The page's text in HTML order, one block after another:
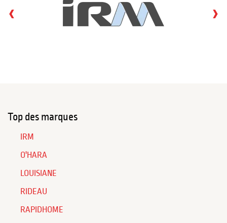
‹ ›
Top des marques
IRM
O'HARA
LOUISIANE
RIDEAU
RAPIDHOME